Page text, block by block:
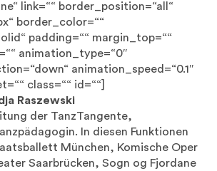
link=““ border_position=“all“
border_color=““
padding=““ margin_top=““
animation_type=“0″
animation_speed=“0.1″
class=““ id=““]
Raszewski
der TanzTangente,
In diesen Funktionen
München, Komische Oper
Saarbrücken, Sogn og Fjordane